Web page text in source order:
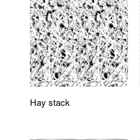
Hay stack